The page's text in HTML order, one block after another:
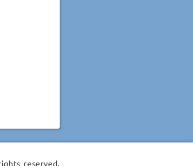
reserved.